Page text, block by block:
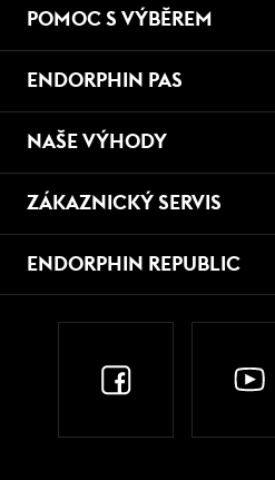
POMOC S VÝBĚREM
ENDORPHIN PAS
NAŠE VÝHODY
ZÁKAZNICKÝ SERVIS
ENDORPHIN REPUBLIC